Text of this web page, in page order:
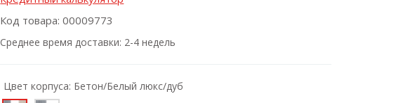
Код товара: 00009773
Cреднее время доставки: 2-4 недель
Цвет корпусa: Бетон/Белый люкс/дуб